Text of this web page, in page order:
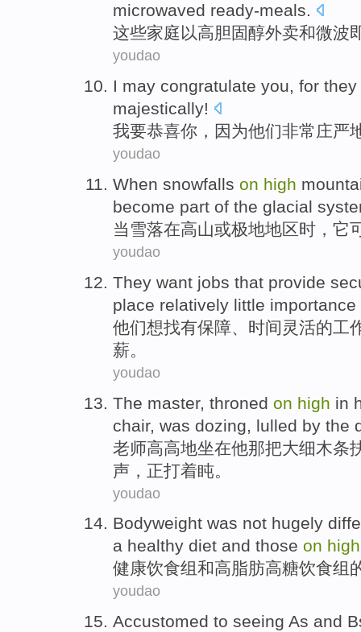
microwaved ready-meals.
这些家庭以高胆固醇外卖和微波
youdao
I may congratulate you, for they
majestically!
我要恭喜你 ， 因为他们非常庄严
youdao
When snowfalls on high
become part of the glacial
当 雪落在高山或极地地区时， 它
youdao
They want jobs that provide
place relatively little importance
他们想找有保障、 时间灵活的工
薪。
youdao
The master, throned on high in
chair, was dozing , lulled by the
老师高高地坐在他那把大细木条
声， 正打着盹。
youdao
Bodyweight was not hugely
a healthy diet and those on high
健康饮食组和高脂肪高糖饮食组
youdao
Accustomed to seeing As and